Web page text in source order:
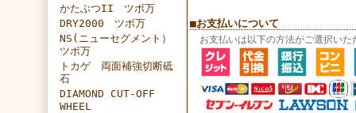
かたぶつII ツボ万
DRY2000 ツボ万
NS(ニューセグメント）
ツボ万
トカゲ 両面補強切断砥
石
DIAMOND CUT-OFF
WHEEL
■お支払いについて
お支払いは以下の方法がご選択いた